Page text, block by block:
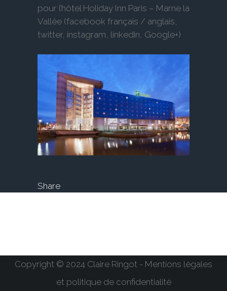
pour l’hôtel Holiday Inn Paris – Marne la
Vallée (facebook français / anglais,
twitter, instagram, linkedin, Google+)
Share
Copyright © 2024 Claire Ringot - Mentions légales
et politique de confidentialité